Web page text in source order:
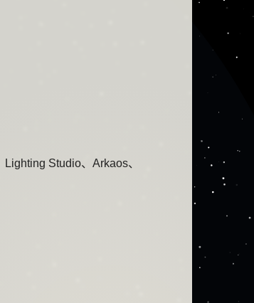
Studio、Arkaos、